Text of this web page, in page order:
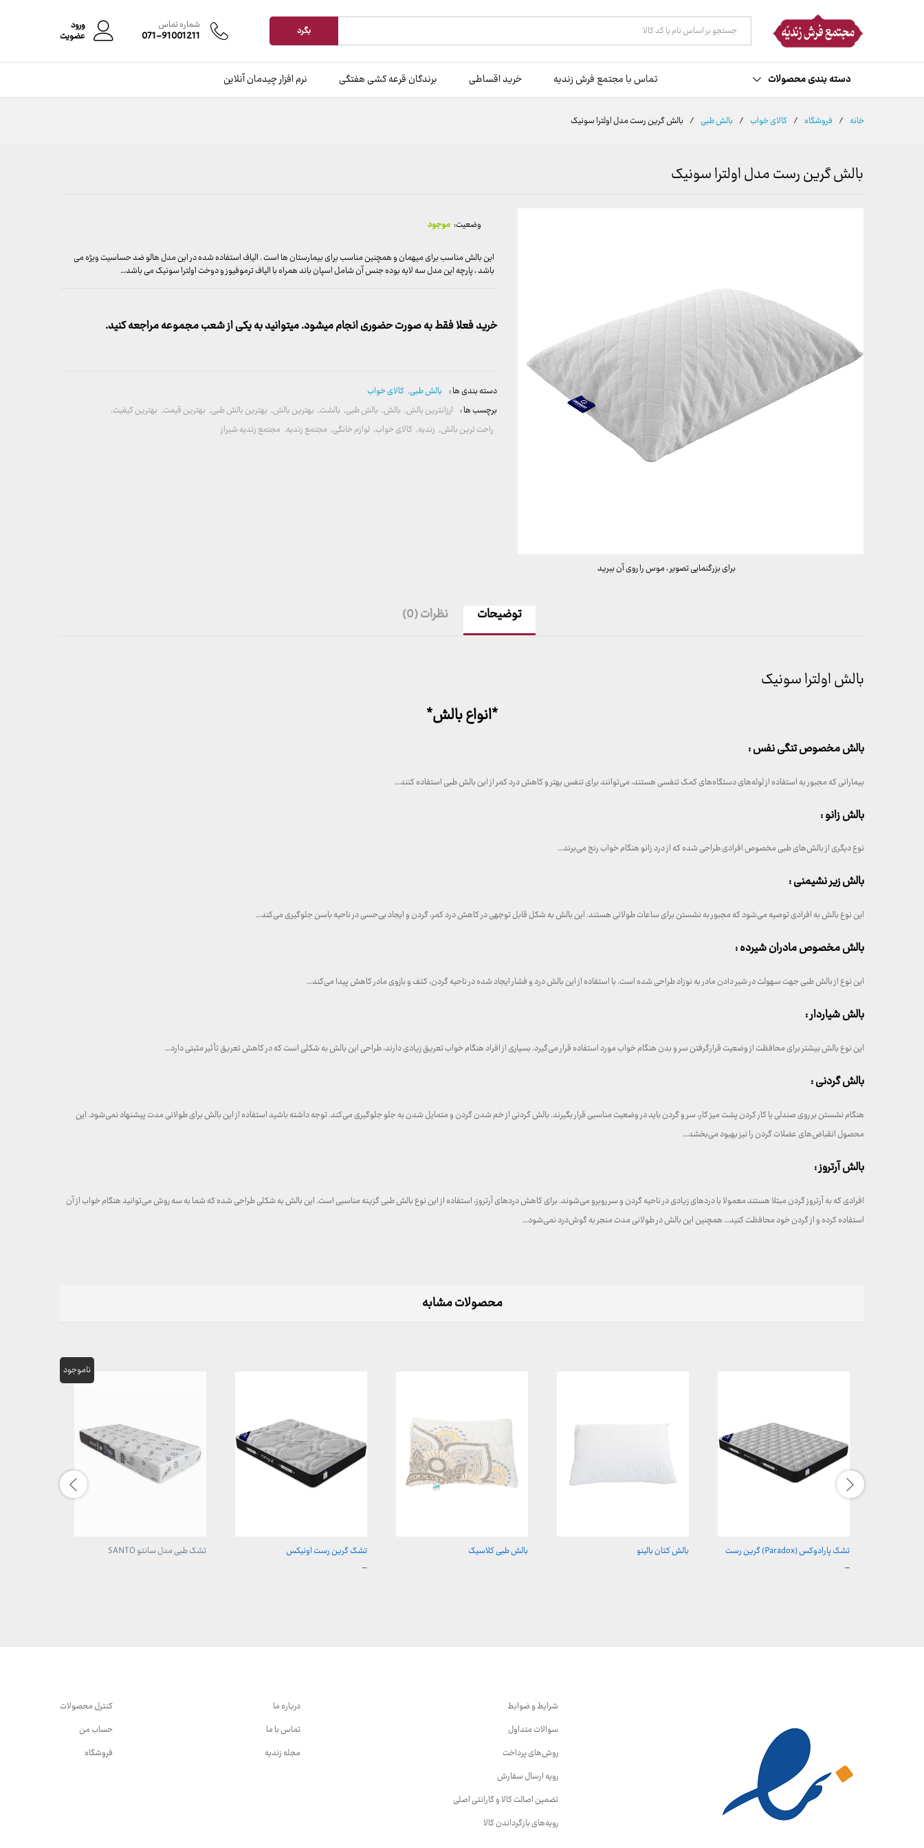
همه دسته ها بگرد شماره تماس
071-91001211
ورود
عضویت
دسته بندی محصولات تماس با مجتمع فرش زندیه خرید اقساطی برندگان قرعه کشی هفتگی نرم افزار چیدمان آنلاین
خانه / فروشگاه / کالای خواب / بالش طبی / بالش گرین رست مدل اولترا سونیک
بالش گرین رست مدل اولترا سونیک
برای بزرگنمایی تصویر ، موس را روی آن ببرید
وضعیت: موجود
این بالش مناسب برای میهمان و همچنین مناسب برای بیمارستان ها است . الیاف استفاده شده در این مدل هالو ضد حساسیت ویژه می
باشد ، پارچه این مدل سه لایه بوده جنس آن شامل اسپان باند همراه با الیاف ترموفیوز و دوخت اولترا سونیک می باشد…
خرید فعلا فقط به صورت حضوری انجام میشود. میتوانید به یکی از شعب مجموعه مراجعه کنید.
دسته بندی ها : بالش طبی, کالای خواب
برچسب ها : ارزانترین بالش, بالش, بالش طبی, بالشت, بهترین بالش, بهترین بالش طبی, بهترین قیمت, بهترین کیفیت,
راحت ترین بالش, زندیه, کالای خواب, لوازم خانگی, مجتمع زندیه, مجتمع زندیه شیراز
توضیحات نظرات (0)
بالش اولترا سونیک
*انواع بالش*
بالش مخصوص تنگی نفس :
بیمارانی که مجبور به استفاده از لوله‌های دستگاه‌های کمک تنفسی هستند، می‌توانند برای تنفس بهتر و کاهش درد کمر از این بالش طبی استفاده کنند…
بالش زانو :
نوع دیگری از بالش‌های طبی مخصوص افرادی طراحی شده که از درد زانو هنگام خواب رنج می‌برند…
بالش زیر نشیمنی :
این نوع بالش به افرادی توصیه می‌شود که مجبور به نشستن برای ساعات طولانی هستند. این بالش به شکل قابل توجهی در کاهش درد کمر، گردن و ایجاد بی‌حسی در ناحیه باسن جلوگیری می‌کند…
بالش مخصوص مادران شیرده :
این نوع از بالش طبی جهت سهولت در شیر دادن مادر به نوزاد طراحی شده است. با استفاده از این بالش درد و فشار ایجاد شده در ناحیه گردن، کتف و بازوی مادر کاهش پیدا می‌کند…
بالش شیاردار :
این نوع بالش بیشتر برای محافظت از وضعیت قرارگرفتن سر و بدن هنگام خواب مورد استفاده قرار می‌گیرد. بسیاری از افراد هنگام خواب تعریق زیادی دارند، طراحی این بالش به شکلی است که در کاهش تعریق تأثیر مثبتی دارد…
بالش گردنی :
هنگام نشستن بر روی صندلی یا کار کردن پشت میز کار، سر و گردن باید در وضعیت مناسبی قرار بگیرند. بالش گردنی از خم شدن گردن و متمایل شدن به جلو جلوگیری می‌کند. توجه داشته باشید استفاده از این بالش برای طولانی مدت پیشنهاد نمی‌شود. این
محصول انقباض‌های عضلات گردن را نیز بهبود می‌بخشد…
بالش آرتروز :
افرادی که به آرتروز گردن مبتلا هستند معمولا با دردهای زیادی در ناحیه گردن و سر روبرو می‌شوند. برای کاهش دردهای آرتروز، استفاده از این نوع بالش طبی گزینه مناسبی است. این بالش به شکلی طراحی شده که شما به سه روش می‌توانید هنگام خواب از آن
استفاده کرده و از گردن خود محافظت کنید… همچنین این بالش در طولانی مدت منجر به گوش‌درد نمی‌شود…
محصولات مشابه
تشک پارادوکس (Paradox) گرین رست
–محدوده
بالش کتان بالینو بالش طبی کلاسیک تشک گرین رست اونیکس
–محدوده
تشک طبی مدل سانتو SANTO
شرایط و ضوابط
سوالات متداول
روش‌های پرداخت
رویه ارسال سفارش
تضمین اصالت کالا و گارانتی اصلی
رویه‌های بازگرداندن کالا
درباره ما
تماس با ما
مجله زندیه
کنترل محصولات
حساب من
فروشگاه
توضیحات نظرات (0)